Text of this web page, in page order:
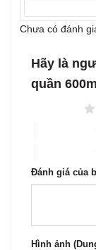
Chưa có đánh
Hãy là
quần
Đánh giá của
Hình ảnh